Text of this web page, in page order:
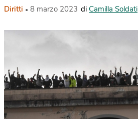
Diritti 8 marzo 2023 di Camilla Soldati